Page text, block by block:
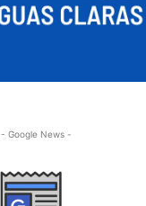
- Google News -